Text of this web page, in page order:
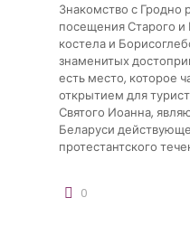
Знакомство с Гродно
посещения Старого и
костела и
знаменитых
есть место, которое
открытием для
Святого Иоанна,
Беларуси
протестантского
0